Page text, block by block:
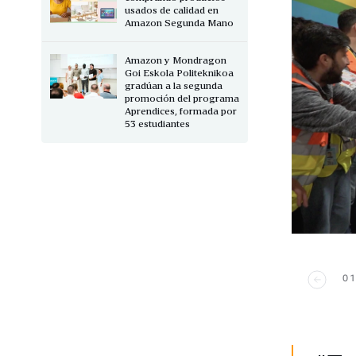
usados de calidad en
Amazon Segunda Mano
Amazon y Mondragon
Goi Eskola Politeknikoa
gradúan a la segunda
promoción del programa
Aprendices, formada por
53 estudiantes